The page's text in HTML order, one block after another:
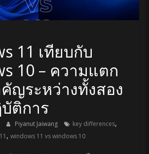
11 เทียบกับ
10 – ความแตก
ญระหว่างทั้งสอง
ติการ
Piyanut Jaiwang key differences,
, windows 11 vs windows 10